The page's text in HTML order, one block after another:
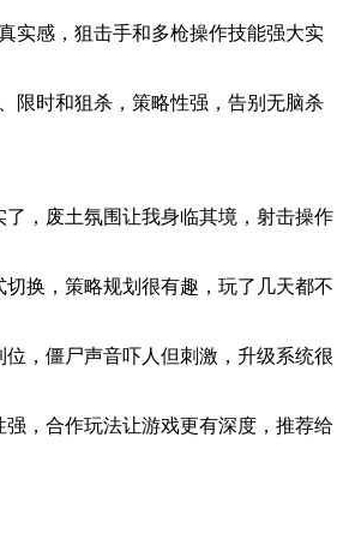
实感，狙击手和多枪操作技能强大实
限时和狙杀，策略性强，告别无脑杀
了，废土氛围让我身临其境，射击操作
切换，策略规划很有趣，玩了几天都不
位，僵尸声音吓人但刺激，升级系统很
强，合作玩法让游戏更有深度，推荐给